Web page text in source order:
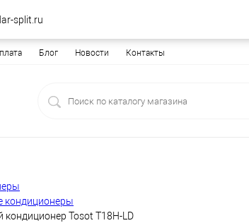
Блог Новости Контакты
кондиционеры
кондиционер Tosot T18H-LD
split.ru